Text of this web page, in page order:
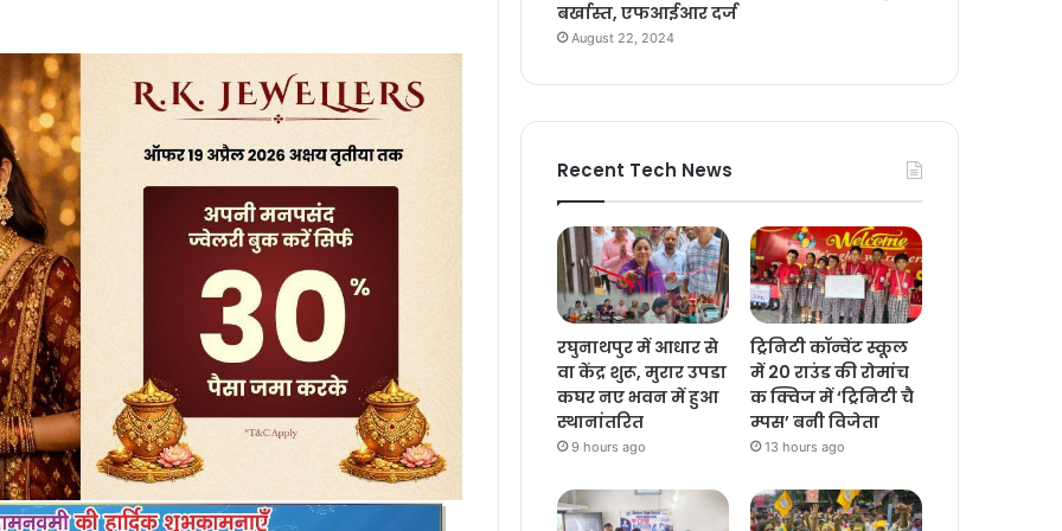
बर्खास्त, एफआईआर दर्ज
August 22, 2024
Recent Tech News
रघुनाथपुर में आधार से
वा केंद्र शुरू, मुरार उपडा
कघर नए भवन में हुआ
स्थानांतरित
9 hours ago
ट्रिनिटी कॉन्वेंट स्कूल
में 20 राउंड की रोमांच
क क्विज में ‘ट्रिनिटी चै
म्पस’ बनी विजेता
13 hours ago